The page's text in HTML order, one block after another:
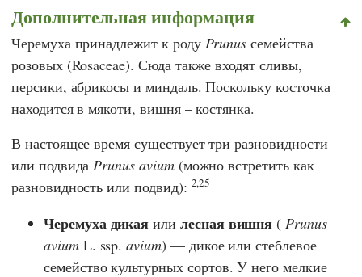
Дополнительная информация
Черемуха принадлежит к роду Prunus семейства
розовых (Rosaceae). Сюда также входят сливы,
персики, абрикосы и миндаль. Поскольку косточка
находится в мякоти, вишня – костянка.
В настоящее время существует три разновидности
или подвидаPrunus avium(можно встретить как
разновидность или подвид): 2,25
Черемуха дикая или лесная вишня (Prunus
aviumL. ssp.avium) — дикое или стеблевое
семейство культурных сортов. У него мелкие